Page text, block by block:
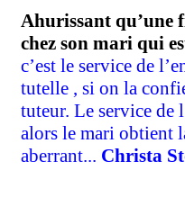
Ahurissant qu’une
chez son mari qui
c’est le service de
tutelle , si on la
tuteur. Le service de
alors le mari obtient
aberrant... Christa